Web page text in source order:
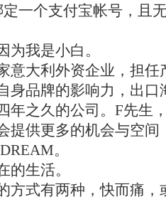
一个支付宝帐号，且
为我是小白。
意大利外资企业，担
身品牌的影响力，出口
年之久的公司。F先生
提供更多的机会与空间
。
的生活。
方式有两种，快而痛，